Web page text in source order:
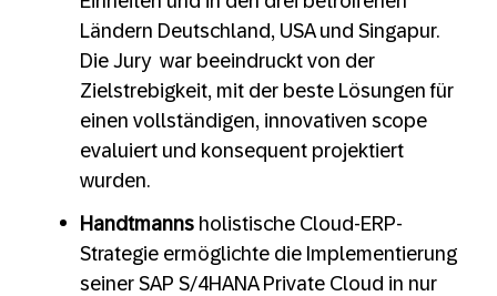
Ländern Deutschland, USA und Singapur.
Die Jury war beeindruckt von der
Zielstrebigkeit, mit der beste Lösungen für
einen vollständigen, innovativen scope
evaluiert und konsequent projektiert
wurden.
Handtmanns holistische Cloud-ERP-
Strategie ermöglichte die Implementierung
seiner SAP S/4HANA Private Cloud in nur